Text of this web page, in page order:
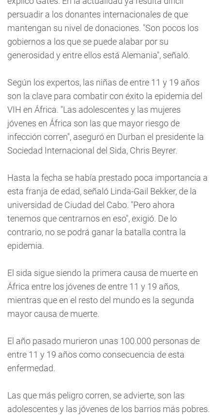
persuadir a los donantes internacionales de que
mantengan su nivel de donaciones. "Son pocos los
gobiernos a los que se puede alabar por su
generosidad y entre ellos está Alemania", señaló.
Según los expertos, las niñas de entre 11 y 19 años
son la clave para combatir con éxito la epidemia del
VIH en África. "Las adolescentes y las mujeres
jóvenes en África son las que mayor riesgo de
infección corren", aseguró en Durban el presidente la
Sociedad Internacional del Sida, Chris Beyrer.
Hasta la fecha se había prestado poca importancia a
esta franja de edad, señaló Linda-Gail Bekker, de la
universidad de Ciudad del Cabo. "Pero ahora
tenemos que centrarnos en eso", exigió. De lo
contrario, no se podrá ganar la batalla contra la
epidemia.
El sida sigue siendo la primera causa de muerte en
África entre los jóvenes de entre 11 y 19 años,
mientras que en el resto del mundo es la segunda
mayor causa de muerte.
El año pasado murieron unas 100.000 personas de
entre 11 y 19 años como consecuencia de esta
enfermedad.
Las que más peligro corren, se advierte, son las
adolescentes y las jóvenes de los barrios más pobres.